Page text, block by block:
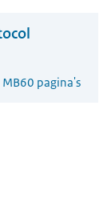
60 pagina's